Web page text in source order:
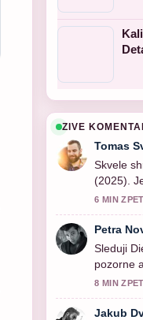
ZIVE
Tomas
Skvele
(2025).
6 MIN ZPET
Petra
Sleduji
pozorne
8 MIN ZPET
Jakub